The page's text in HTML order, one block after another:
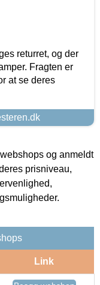
returret, og der
Fragten er
at se deres
og anmeldt
prisniveau,
Link